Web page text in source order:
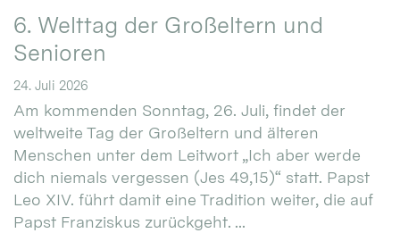
6. Welttag der Großeltern und
Senioren
24. Juli 2026
Am kommenden Sonntag, 26. Juli, findet der
weltweite Tag der Großeltern und älteren
Menschen unter dem Leitwort „Ich aber werde
dich niemals vergessen (Jes 49,15)“ statt. Papst
Leo XIV. führt damit eine Tradition weiter, die auf
Papst Franziskus zurückgeht. ...